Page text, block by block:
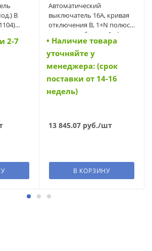
B
2-7
Автоматический
выключатель 16А, кривая
отключения В, 1+N полюса,
откл. способность 6 кА
(FAZ-PN-B16/1N) (279149)
• Наличие товара
уточняйте у
менеджера: (срок
поставки от 14-16
недель)
13 845.07 руб./шт
В КОРЗИНУ